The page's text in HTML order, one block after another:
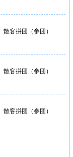
散客拼团（参团）
散客拼团（参团）
散客拼团（参团）